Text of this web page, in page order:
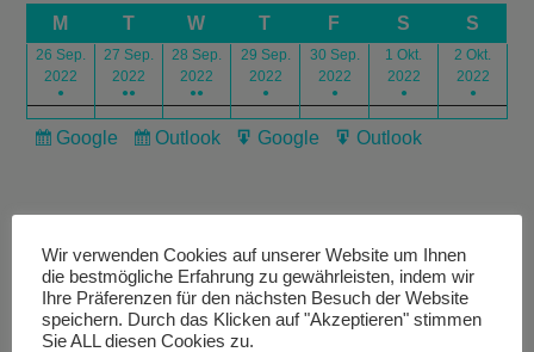
M T W T F S S
26 Sep.
2022
●
27 Sep.
2022
●●
28 Sep.
2022
●●
29 Sep.
2022
●
30 Sep.
2022
●
1 Okt.
2022
●
2 Okt.
2022
●
Subscribe
Google
Subscribe
Outlook
Export
Google
Export
Outlook
Livestream
Wir verwenden Cookies auf unserer Website um Ihnen
die bestmögliche Erfahrung zu gewährleisten, indem wir
Ihre Präferenzen für den nächsten Besuch der Website
speichern. Durch das Klicken auf "Akzeptieren" stimmen
Sie ALL diesen Cookies zu.